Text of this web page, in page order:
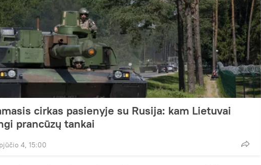
cirkas pasienyje su Rusija: kam Lietuvai
prancūzų tankai
4, 15:00